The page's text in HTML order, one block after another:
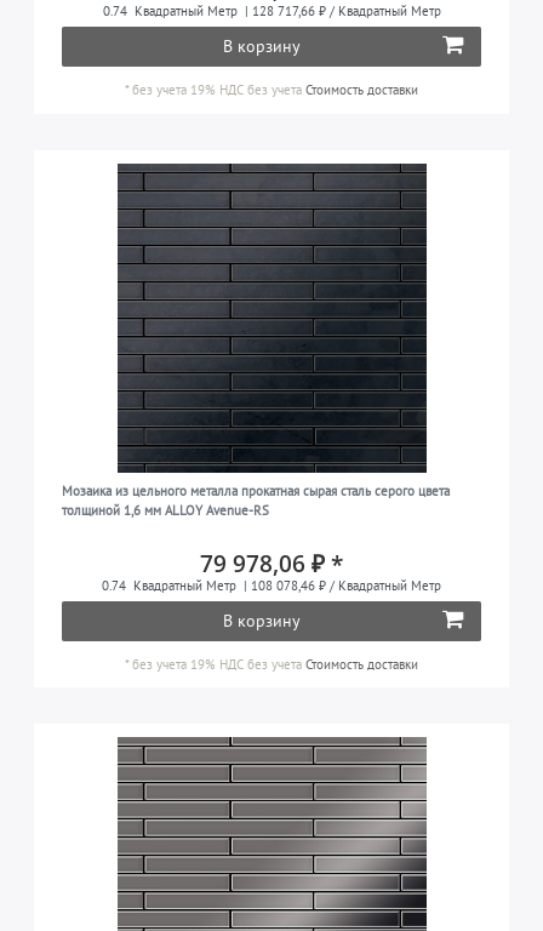
6
кухня, ванная комната и т.д.)
во всех жилых помещениях (гостиная, спальня,
кухня, ванная комната и т.д.) и в водных
4
водных сооружениях, фонтанах и для другого
наружного применения у морского побережья
0.74 Квадратный Метр | 128 717,66 ₽ / Квадратный Метр
В корзину
*без учета 19% НДС без учета Стоимость доставки
Мозаика из цельного металла прокатная сырая сталь серого цвета
толщиной 1,6 мм ALLOY Avenue-RS
79 978,06 ₽ *
0.74 Квадратный Метр | 108 078,46 ₽ / Квадратный Метр
В корзину
*без учета 19% НДС без учета Стоимость доставки